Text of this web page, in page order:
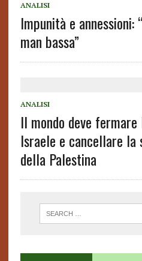
ANALISI
Impunità e
man bassa”
ANALISI
Il mondo deve
Israele e cancellare la
della Palestina